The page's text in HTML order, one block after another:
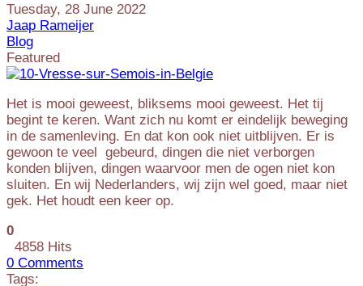
Tuesday, 28 June 2022
Jaap Rameijer
Blog
Featured
Het is mooi geweest, bliksems mooi geweest. Het tij
begint te keren. Want zich nu komt er eindelijk beweging
in de samenleving. En dat kon ook niet uitblijven. Er is
gewoon te veel gebeurd, dingen die niet verborgen
konden blijven, dingen waarvoor men de ogen niet kon
sluiten. En wij Nederlanders, wij zijn wel goed, maar niet
gek. Het houdt een keer op.
0
4858 Hits
0 Comments
Tags: